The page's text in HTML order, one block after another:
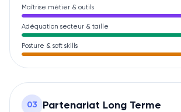
Maîtrise métier & outils
Adéquation secteur & taille
Posture & soft skills
03 Partenariat Long Terme